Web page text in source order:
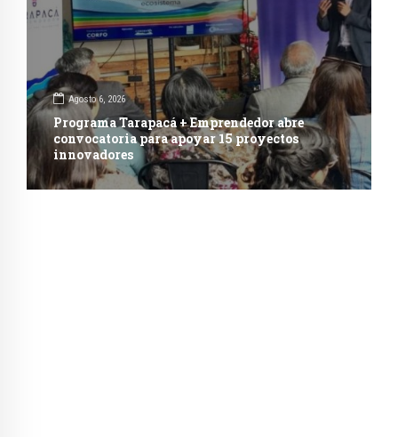
Agosto 6, 2026
Programa Tarapacá + Emprendedor abre
convocatoria para apoyar 15 proyectos
innovadores